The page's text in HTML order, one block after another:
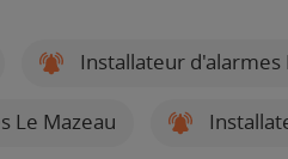
Installateur d'alarmes
Le Mazeau